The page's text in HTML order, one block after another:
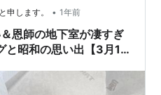
申します。 • 1年前
恩師の地下室が凄すぎ
と昭和の思い出【3月10